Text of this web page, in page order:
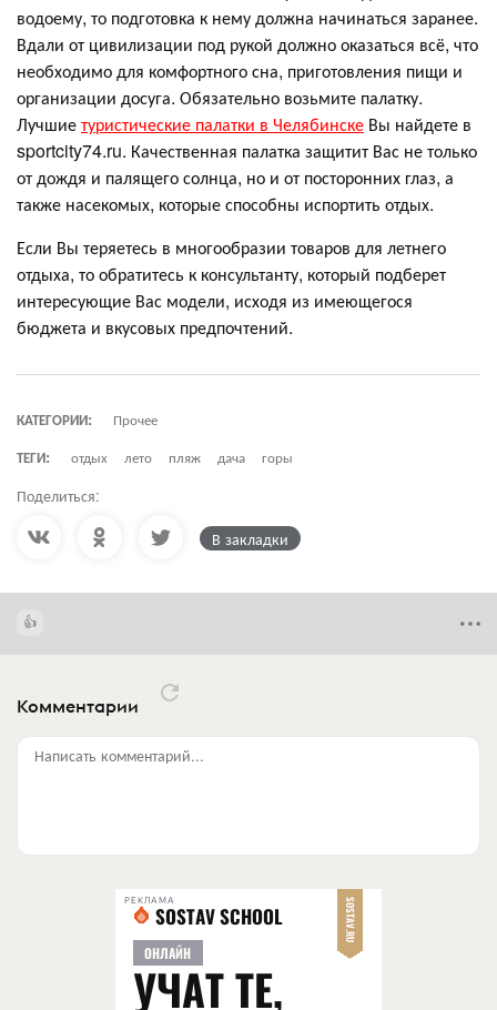
водоему, то подготовка к нему должна начинаться заранее.
Вдали от цивилизации под рукой должно оказаться всё, что
необходимо для комфортного сна, приготовления пищи и
организации досуга. Обязательно возьмите палатку.
Лучшиетуристические палатки в Челябинске Вы найдете в
sportcity74.ru. Качественная палатка защитит Вас не только
от дождя и палящего солнца, но и от посторонних глаз, а
также насекомых, которые способны испортить отдых.
Если Вы теряетесь в многообразии товаров для летнего
отдыха, то обратитесь к консультанту, который подберет
интересующие Вас модели, исходя из имеющегося
бюджета и вкусовых предпочтений.
КАТЕГОРИИ:
Прочее
ТЕГИ:
отдых лето пляж дача горы
Поделиться:
В закладки
Комментарии
Написать комментарий...
РЕКЛАМА